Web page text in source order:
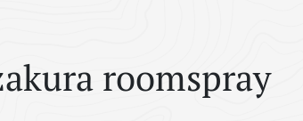
roomspray